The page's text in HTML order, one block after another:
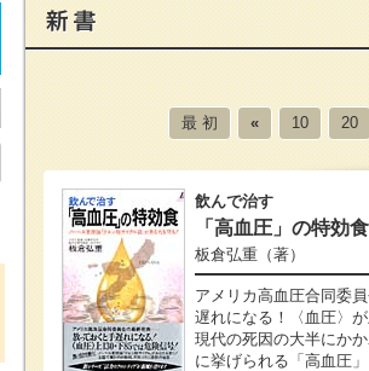
最 初 « 10 20
飲んで治す
「高血圧」の特効食
板倉弘重 （著）
アメリカ高血圧合同委
遅れになる！〈血圧〉
現代の死因の大半にか
に挙げられる「高血圧